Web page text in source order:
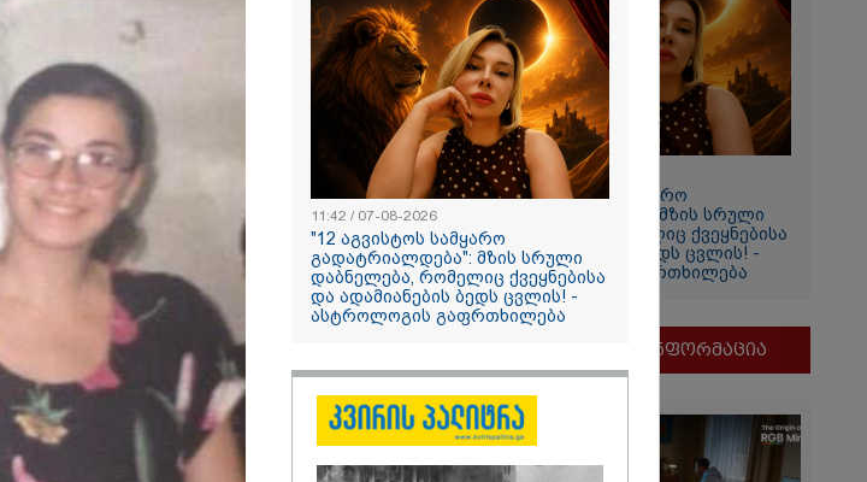
დაყენებული მომსასმენი
ჩანაწერში, სადაც ნია
იმნაძე მამას ესაუბრება?
"ამ ვიდეოს ნახვა
ჩემთვის იყო სიკვდილი"
- რას ამბობს
დაკარგული 17 წლის
ვიდეოკადრებზე, სადაც
შვილის განწირული
ვედრების ხმა ამოიცნო
13:24 / 07-08-2026
"საქართველოსთვის
თქვენზე ნაკლები
მებრძოლის დედა
ვატირე!" - რას ამბობს
გიორგი ბარამიძე
პროკურატურის
განცხადების შემდეგ
11:42 / 07-08-2026
"12 აგვისტოს სამყარო
გადატრიალდება": მზის სრული
დაბნელება, რომელიც ქვეყნებისა
და ადამიანების ბედს ცვლის! -
ასტროლოგის გაფრთხილება
მნიშვნელოვანი ინფორმაცია
11:42 / 07-08-2026
"12 აგვისტოს სამყარო
გადატრიალდება": მზის სრული
დაბნელება, რომელიც ქვეყნებისა
და ადამიანების ბედს ცვლის! -
ასტროლოგის გაფრთხილება